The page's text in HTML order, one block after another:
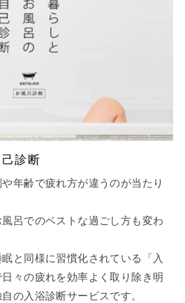
診断
年齢で疲れ方が違うのが当たり
呂でのベストな過ごし方も変わ
と同様に習慣化されている「入
々の疲れを効率よく取り除き明
の入浴診断サービスです。